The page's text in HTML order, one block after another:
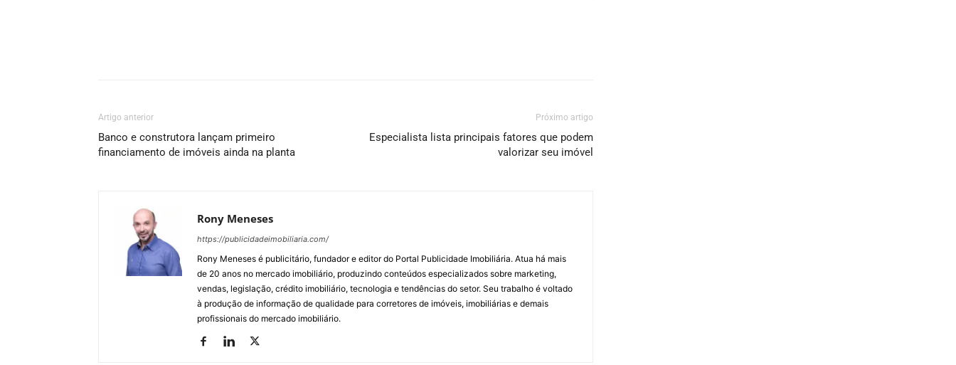
Artigo anterior
Banco e construtora lançam primeiro
financiamento de imóveis ainda na planta
Próximo artigo
Especialista lista principais fatores que podem
valorizar seu imóvel
Rony Meneses
https://publicidadeimobiliaria.com/
Rony Meneses é publicitário, fundador e editor do Portal Publicidade Imobiliária. Atua há mais
de 20 anos no mercado imobiliário, produzindo conteúdos especializados sobre marketing,
vendas, legislação, crédito imobiliário, tecnologia e tendências do setor. Seu trabalho é voltado
à produção de informação de qualidade para corretores de imóveis, imobiliárias e demais
profissionais do mercado imobiliário.